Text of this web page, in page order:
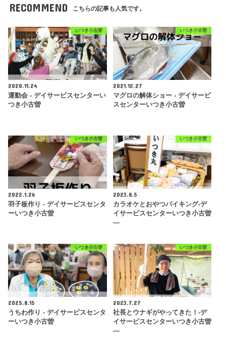
RECOMMEND こちらの記事も人気です。
いつき小古曽
2020.11.24
運動会 - デイサービスセンターい
つき小古曽
いつき小古曽
2021.12.27
マグロの解体ショー - デイサービ
スセンターいつき小古曽
いつき小古曽
2022.1.26
羽子板作り - デイサービスセンタ
ーいつき小古曽
いつき小古曽
2023.8.5
カラオケとおやつバイキング-デ
イサービスセンターいつき小古曽
—
いつき小古曽
2025.8.15
うちわ作り - デイサービスセンタ
ーいつき小古曽
いつき小古曽
2023.7.27
社長とウナギがやってきた！-デ
イサービスセンターいつき小古曽
—